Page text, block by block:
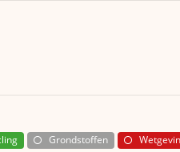
Grondstoffen